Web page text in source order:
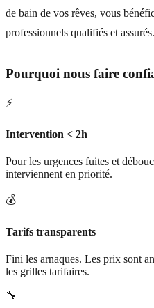
de bain de vos rêves, vous
professionnels qualifiés et assurés.
Pourquoi nous faire
⚡
Intervention < 2h
Pour les urgences fuites et
interviennent en priorité.
💰
Tarifs transparents
Fini les arnaques. Les prix sont
les grilles tarifaires.
🔧